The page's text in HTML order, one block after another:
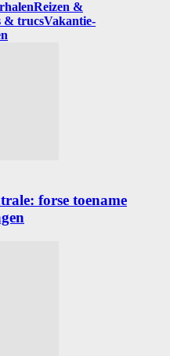
Reizen &
& trucsVakantie-
forse toename